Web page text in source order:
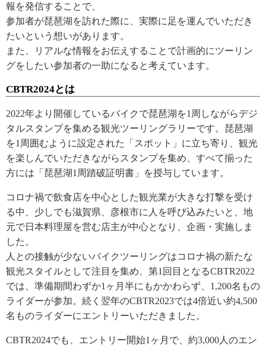
報を発信することで、
参加者が琵琶湖を訪れた際に、実際に足を運んでいただき
たいという想いがあります。
また、リアルな情報をお伝えすることで計画的にツーリン
グをしたい参加者の一助になると考えています。
CBTR2024とは
2022年より開催しているバイクで琵琶湖を1周しながらデジ
タルスタンプを集める観光ツーリングラリーです。琵琶湖
を1周囲むように設定された「スポット」に立ち寄り、観光
を楽しんでいただきながらスタンプを集め、すべて揃った
方には「琵琶湖1周踏破証明書」を授与しています。
コロナ禍で飲食店を中心とした観光業が大きな打撃を受け
る中、少しでも滋賀県、彦根市に人を呼び込みたいと、地
元で日本料理屋を営む店主が中心となり、企画・実施しま
した。
人との接触が少ないバイクツーリングはコロナ禍の新たな
観光スタイルとして注目を集め、第1回目となるCBTR2022
では、準備期間わずか1ヶ月半にもかかわらず、1,200名もの
ライダーが参加。続く翌年のCBTR2023では4倍近い約4,500
名ものライダーにエントリーいただきました。
CBTR2024でも、エントリー開始1ヶ月で、約3,000人のエン